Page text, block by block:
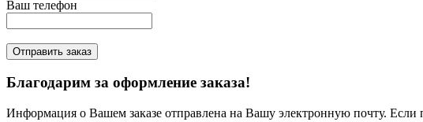
Ваш телефон
Отправить заказ
Благодарим за оформление заказа!
Информация о Вашем заказе отправлена на Вашу электронную почту.